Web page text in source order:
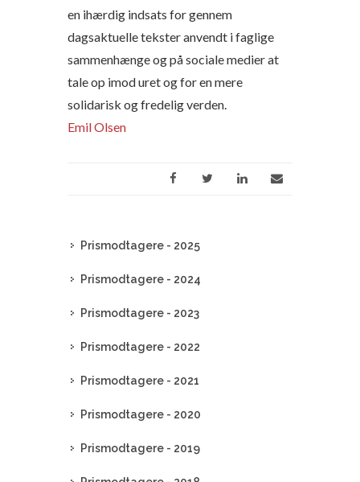
en ihærdig indsats for gennem
dagsaktuelle tekster anvendt i faglige
sammenhænge og på sociale medier at
tale op imod uret og for en mere
solidarisk og fredelig verden.
Emil Olsen
Prismodtagere - 2025
Prismodtagere - 2024
Prismodtagere - 2023
Prismodtagere - 2022
Prismodtagere - 2021
Prismodtagere - 2020
Prismodtagere - 2019